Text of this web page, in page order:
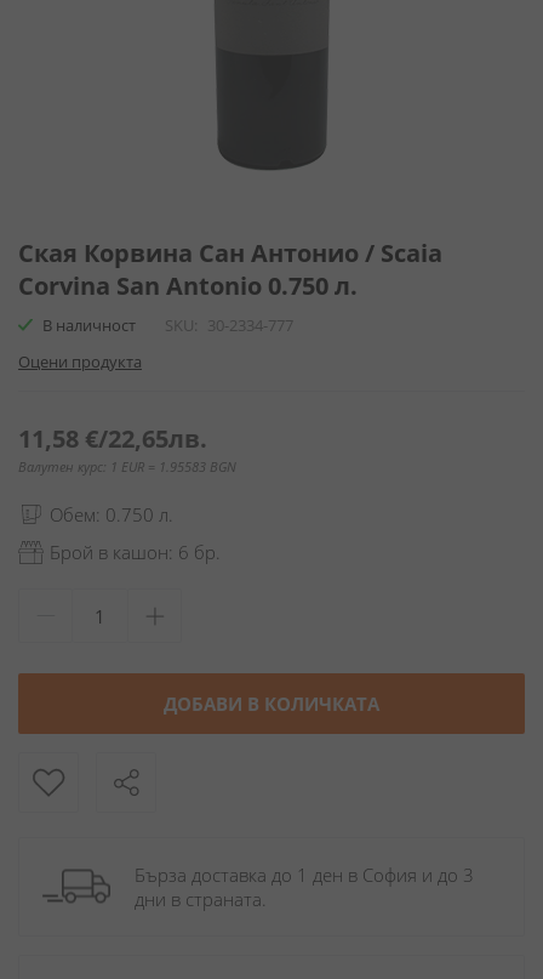
към
началото
на
галерия
снимки
Ская Корвина Сан Антонио / Scaia
Corvina San Antonio 0.750 л.
В наличност SKU
30-2334-777
Оцени продукта
11,58 €/22,65лв.
Валутен курс: 1 EUR = 1.95583 BGN
Обем: 0.750 л.
Брой в кашон: 6 бр.
ДОБАВИ В КОЛИЧКАТА
Бърза доставка до 1 ден в София и до 3
дни в страната.